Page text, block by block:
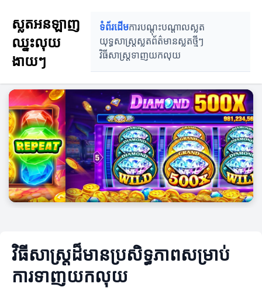
ស្លតអនឡាញ
ឈ្នះលុយ
ងាយៗ
ទំព័រដើមការបណ្តុះបណ្តាលស្លត
យុទ្ធសាស្ត្រស្លតព័ត៌មានស្លតថ្មីៗ
វិធីសាស្ត្រទាញយកលុយ
វិធីសាស្ត្រដ៏មានប្រសិទ្ធភាពសម្រាប់
ការទាញយកលុយ